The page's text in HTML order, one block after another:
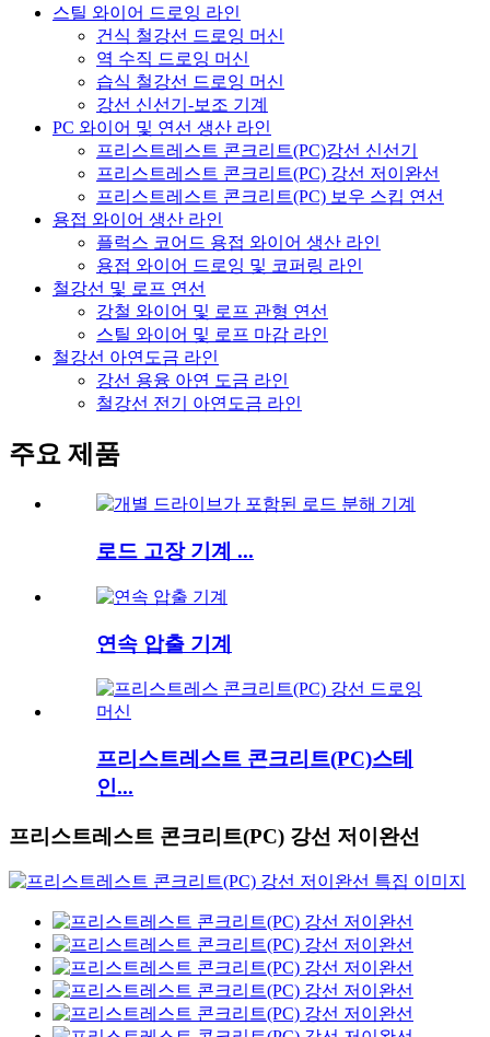
스틸 와이어 드로잉 라인
건식 철강선 드로잉 머신
역 수직 드로잉 머신
습식 철강선 드로잉 머신
강선 신선기-보조 기계
PC 와이어 및 연선 생산 라인
프리스트레스트 콘크리트(PC)강선 신선기
프리스트레스트 콘크리트(PC) 강선 저이완선
프리스트레스트 콘크리트(PC) 보우 스킵 연선
용접 와이어 생산 라인
플럭스 코어드 용접 와이어 생산 라인
용접 와이어 드로잉 및 코퍼링 라인
철강선 및 로프 연선
강철 와이어 및 로프 관형 연선
스틸 와이어 및 로프 마감 라인
철강선 아연도금 라인
강선 용융 아연 도금 라인
철강선 전기 아연도금 라인
주요 제품
로드 고장 기계 ...
연속 압출 기계
프리스트레스트 콘크리트(PC)스테
인...
프리스트레스트 콘크리트(PC) 강선 저이완선